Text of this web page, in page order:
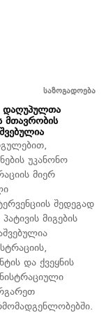
საზოგადოება
დაღუპულთა
მთავრობის
უკანონო
მიერ
შედეგად
მიგების
და ქვეყნის